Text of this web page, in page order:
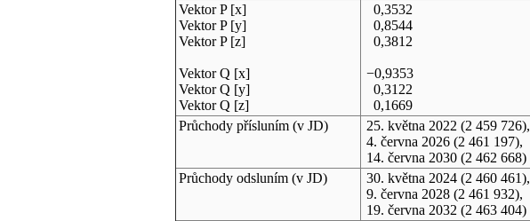
Vektor P [x]
Vektor P [y]
Vektor P [z]
Vektor Q [x]
Vektor Q [y]
Vektor Q [z]
0,3532
0,8544
0,3812
−0,9353
0,3122
0,1669
Průchody přísluním (v JD) 25. května 2022 (2 459 726),
4. června 2026(2 461 197),
14. června 2030(2 462 668)
Průchody odsluním (v JD) 30. května 2024(2 460 461),
9. června 2028(2 461 932),
19. června 2032 (2 463 404)